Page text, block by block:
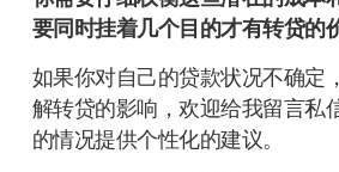
要同时挂着几个目的才有转贷的
如果你对自己的贷款状况不确定
解转贷的影响，欢迎给我留言私
的情况提供个性化的建议。